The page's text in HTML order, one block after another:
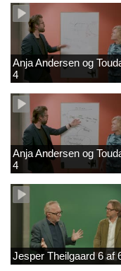
Anja Andersen og
4
Anja Andersen og
4
Jesper Theilgaard 6 af